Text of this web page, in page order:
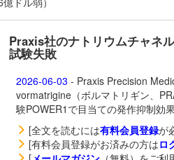
Praxis社のナトリウムチャネ
試験失敗
2026-06-03 - Praxis Precision
vormatrigine（ボルマトリギン、
験POWER1で目当ての発作抑制効
[全文を読むには有料会員登録が
[有料会員登録がお済みの方はロ